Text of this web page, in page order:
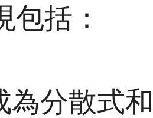
包括：
為分散式